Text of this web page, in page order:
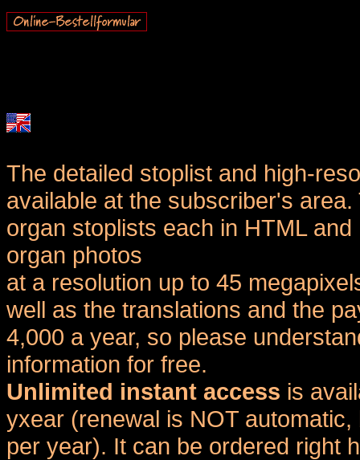
The detailed stoplist and high-
available at the subscriber's
organ stoplists each in HTML
organ photos
at a resolution up to 45
well as the translations and the
4,000 a year, so please
information for free.
Unlimited instant access is
yxear (renewal is NOT
per year). It can be ordered right